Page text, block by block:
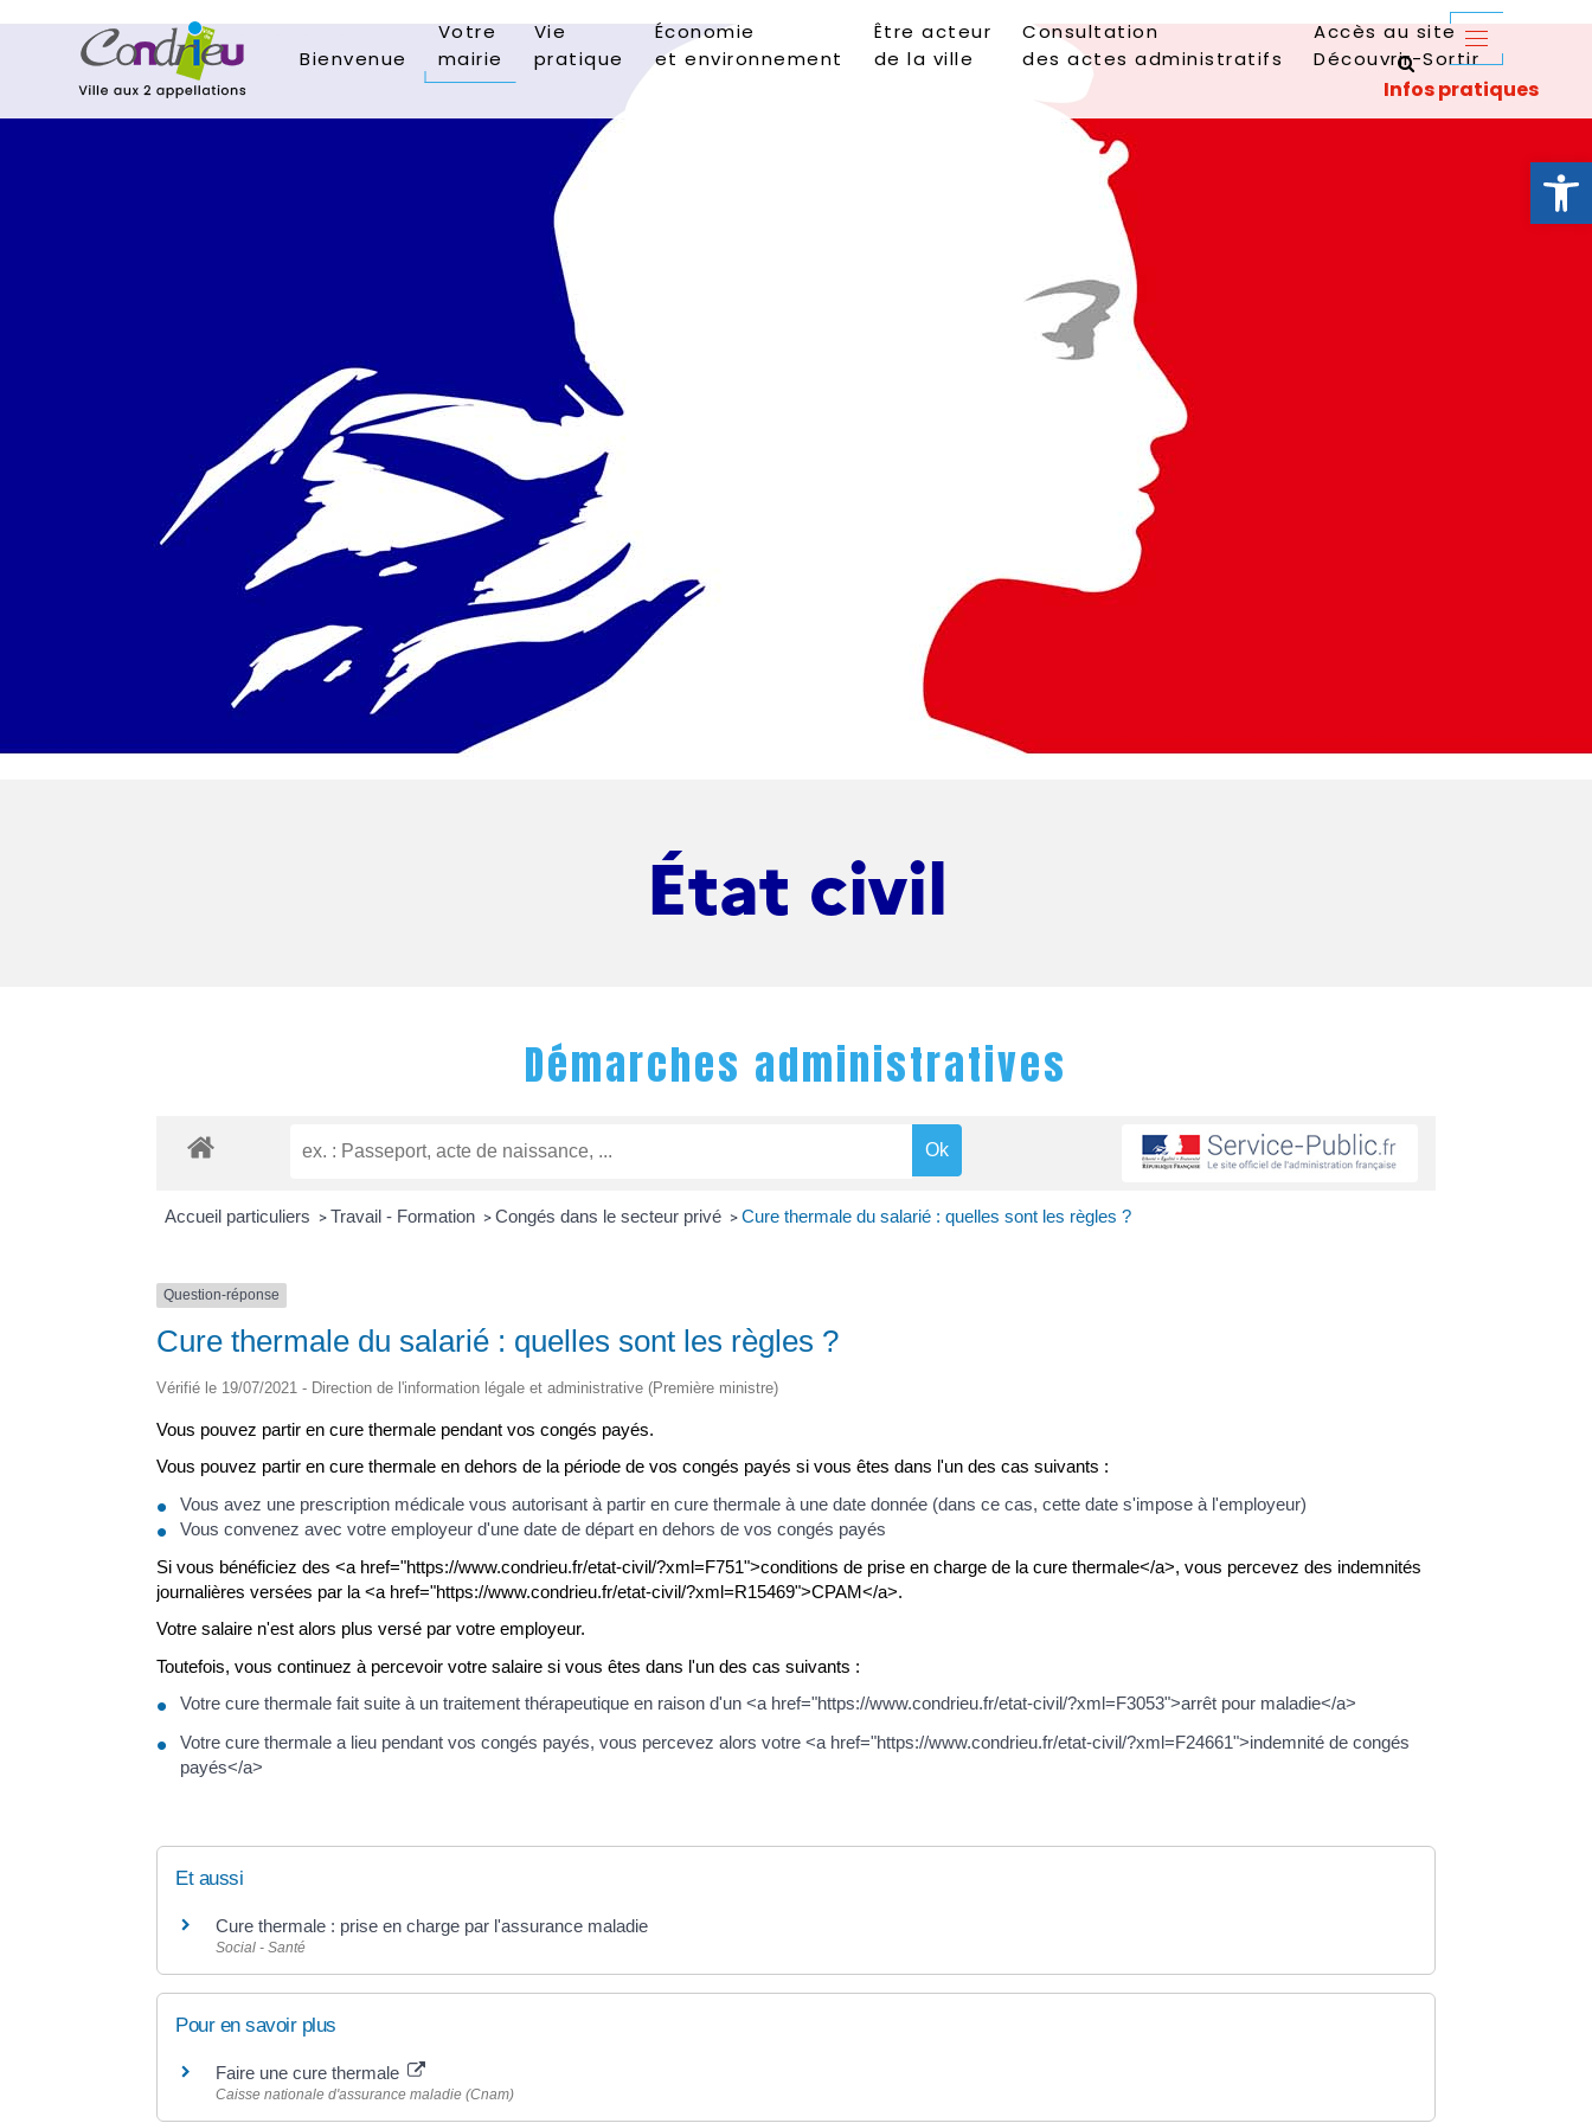
Ouvrir
Bienvenue
Votre
mairie
Vie
pratique
Économie
et environnement
Être acteur
de la ville
Consultation
des actes administratifs
Accès au site
Découvrir-Sortir
État civil
Démarches administratives
Accueil particuliers > Travail - Formation > Congés dans le secteur privé > Cure thermale du salarié : quelles sont les règles ?
Question-réponse
Cure thermale du salarié : quelles sont les règles ?
Vérifié le 19/07/2021 - Direction de l'information légale et administrative (Première ministre)
Vous pouvez partir en cure thermale pendant vos congés payés.
Vous pouvez partir en cure thermale en dehors de la période de vos congés payés si vous êtes dans l'un des cas suivants :
Vous avez une prescription médicale vous autorisant à partir en cure thermale à une date donnée (dans ce cas, cette date s'impose à l'employeur)
Vous convenez avec votre employeur d'une date de départ en dehors de vos congés payés
Si vous bénéficiez des <a href="https://www.condrieu.fr/etat-civil/?xml=F751">conditions de prise en charge de la cure thermale</a>, vous percevez des indemnités
journalières versées par la <a href="https://www.condrieu.fr/etat-civil/?xml=R15469">CPAM</a>.
Votre salaire n'est alors plus versé par votre employeur.
Toutefois, vous continuez à percevoir votre salaire si vous êtes dans l'un des cas suivants :
Votre cure thermale fait suite à un traitement thérapeutique en raison d'un <a href="https://www.condrieu.fr/etat-civil/?xml=F3053">arrêt pour maladie</a>
Votre cure thermale a lieu pendant vos congés payés, vous percevez alors votre <a href="https://www.condrieu.fr/etat-civil/?xml=F24661">indemnité de congés
payés</a>
Et aussi
Cure thermale : prise en charge par l'assurance maladie
Social - Santé
Pour en savoir plus
Faire une cure thermale
Caisse nationale d'assurance maladie (Cnam)